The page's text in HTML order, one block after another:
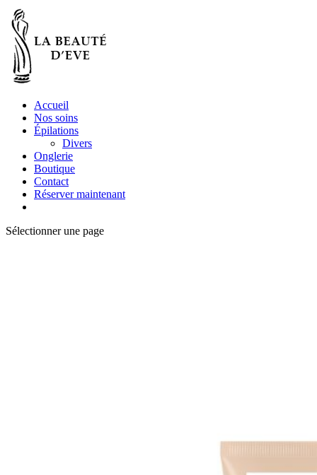
Accueil
Nos soins
Épilations
Divers
Onglerie
Boutique
Contact
Réserver maintenant
Sélectionner une page